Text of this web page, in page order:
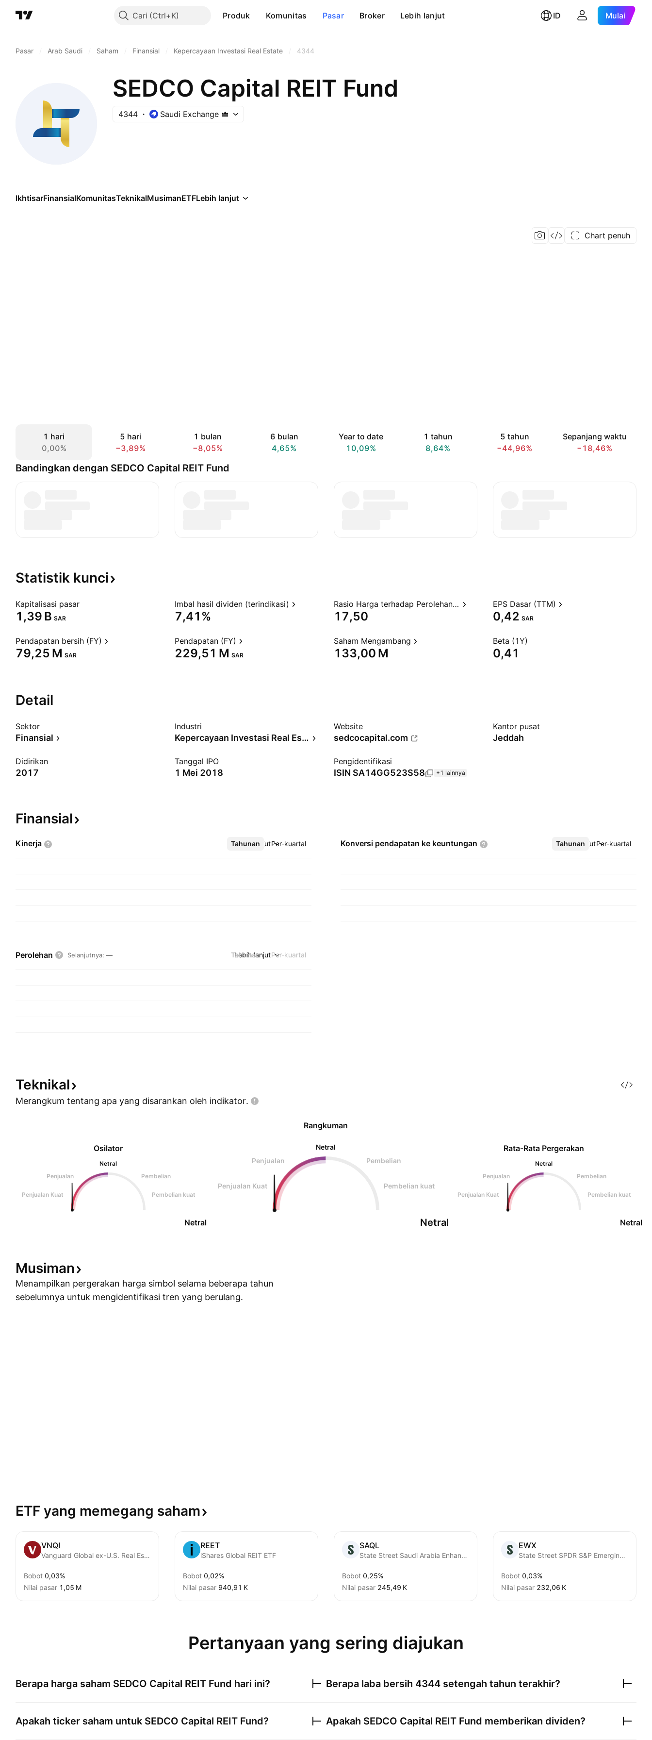
Cari Produk Komunitas Pasar Broker Lebih lanjut ID Mulai
Pasar Arab Saudi Saham Finansial Kepercayaan Investasi Real Estate 4344
SEDCO Capital REIT Fund
4344 Saudi Exchange
IkhtisarFinansialKomunitasTeknikalMusimanETFLebih lanjut
Chart penuh
1 hari
0,00%
5 hari
−3,89%
1 bulan
−8,05%
6 bulan
4,65%
Year to date
10,09%
1 tahun
8,64%
5 tahun
−44,96%
Sepanjang waktu
−18,46%
Bandingkan dengan SEDCO Capital REIT Fund
Statistik kunci
Kapitalisasi pasar
‪1,39 B‬ SAR
Imbal hasil dividen (terindikasi)
7,41%
Rasio Harga terhadap Perolehan (TTM)
17,50
EPS Dasar (TTM)
0,42 SAR
Pendapatan bersih (FY)
‪79,25 M‬ SAR
Pendapatan (FY)
‪229,51 M‬ SAR
Saham Mengambang
‪133,00 M‬
Beta (1Y)
0,41
Detail
Sektor
Finansial
Industri
Kepercayaan Investasi Real Estate
Website
sedcocapital.com
Kantor pusat
Jeddah
Didirikan
2017
Tanggal IPO
1 Mei 2018
Pengidentifikasi
ISIN SA14GG523S58 +1 lainnya
Finansial
Kinerja Tahunan Per-kuartal
Lebih lanjut Konversi pendapatan ke keuntungan Tahunan Per-kuartal
Lebih lanjut
Perolehan Selanjutnya: — Tahunan Per-kuartal
Lebih lanjut
Teknikal
Merangkum tentang apa yang disarankan oleh indikator.
Osilator
Netral
Penjualan
Pembelian
Penjualan Kuat Pembelian kuat
Netral
Rangkuman
Netral
Penjualan
Pembelian
Penjualan Kuat Pembelian kuat
Netral
Rata-Rata Pergerakan
Netral
Penjualan
Pembelian
Penjualan Kuat Pembelian kuat
Netral
Musiman
Menampilkan pergerakan harga simbol selama beberapa tahun
sebelumnya untuk mengidentifikasi tren yang berulang.
ETF yang memegang saham
VNQI
Vanguard Global ex-U.S. Real Estate ETF
Bobot 0,03%
Nilai pasar ‪1,05 M‬
REET
iShares Global REIT ETF
Bobot 0,02%
Nilai pasar ‪940,91 K‬
SAQL
State Street Saudi Arabia Enhanced Active Equity UCITS ETF Accum USD
Bobot 0,25%
Nilai pasar ‪245,49 K‬
EWX
State Street SPDR S&P Emerging Markets Small Cap ETF
Bobot 0,03%
Nilai pasar ‪232,06 K‬
Pertanyaan yang sering diajukan
Berapa harga saham SEDCO Capital REIT Fund hari ini?
Apakah ticker saham untuk SEDCO Capital REIT Fund?
Berapa laba bersih 4344 setengah tahun terakhir?
Apakah SEDCO Capital REIT Fund memberikan dividen?